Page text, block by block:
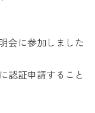
会に参加しました
認証申請すること